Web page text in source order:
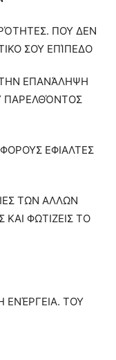
ΠΟΥ ΔΕΝ
ΣΟΥ ΕΠΊΠΕΔΟ
ΤΗΝ ΕΠΑΝΆΛΗΨΗ
ΠΑΡΕΛΘΌΝΤΟΣ
ΕΦΙΑΛΤΕΣ
ΤΩΝ ΑΛΛΩΝ
ΦΩΤΙΖΕΙΣ ΤΟ
ΤΟΥ